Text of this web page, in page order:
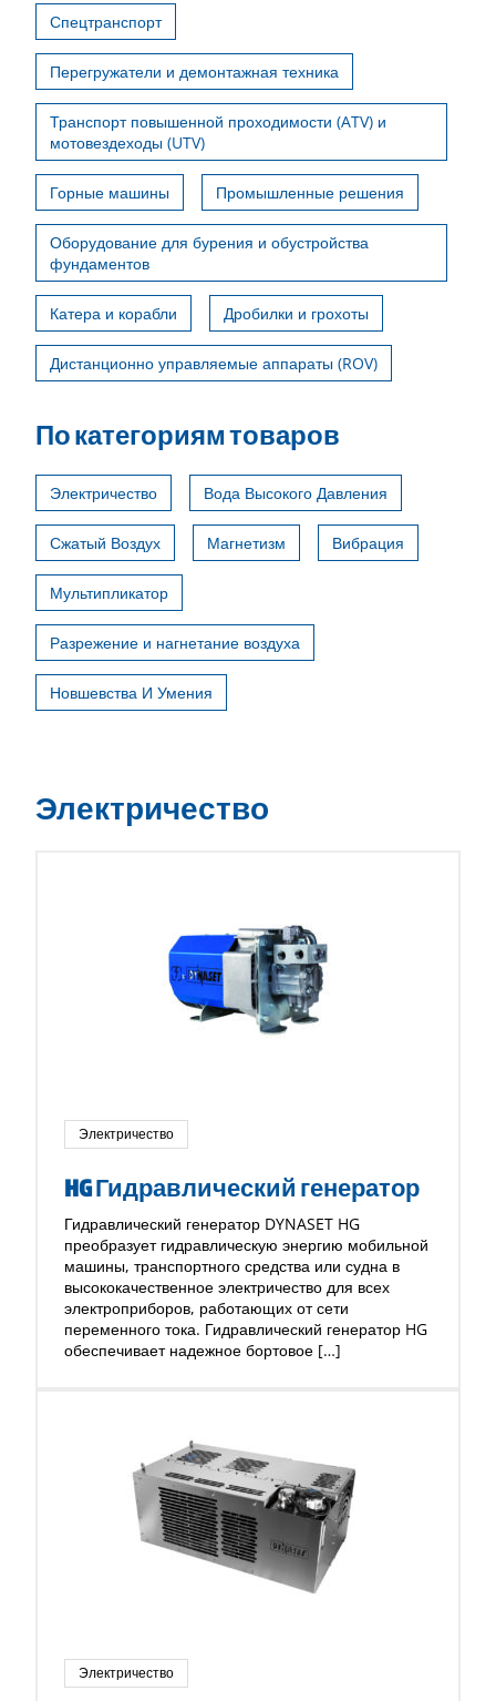
Спецтранспорт
Перегружатели и демонтажная техника
Транспорт повышенной проходимости (ATV) и
мотовездеходы (UTV)
Горные машины Промышленные решения
Оборудование для бурения и обустройства
фундаментов
Катера и корабли Дробилки и грохоты
Дистанционно управляемые аппараты (ROV)
По категориям товаров
Электричество Вода Высокого Давления
Сжатый Воздух Магнетизм Вибрация
Мультипликатор
Разрежение и нагнетание воздуха
Новшевства И Умения
Электричество
Электричество
HG Гидравлический генератор
Гидравлический генератор DYNASET HG
преобразует гидравлическую энергию мобильной
машины, транспортного средства или судна в
высококачественное электричество для всех
электроприборов, работающих от сети
переменного тока. Гидравлический генератор HG
обеспечивает надежное бортовое […]
Электричество